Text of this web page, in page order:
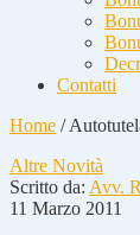
Contatti
Home /
Altre Novità
Scritto da: Avv.
11 Marzo 2011